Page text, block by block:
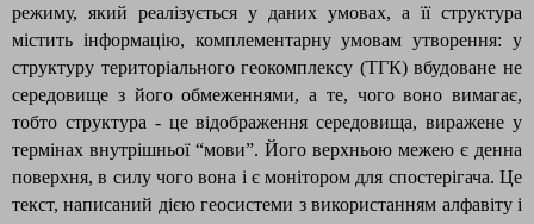
режиму, який реалізується у даних умовах, а її структура
містить інформацію, комплементарну умовам утворення: у
структуру територіального геокомплексу (ТГК) вбудоване не
середовище з його обмеженнями, а те, чого воно вимагає,
тобто структура - це відображення середовища, виражене у
термінах внутрішньої “мови”. Його верхньою межею є денна
поверхня, в силу чого вона і є монітором для спостерігача. Це
текст, написаний дією геосистеми з використанням алфавіту і